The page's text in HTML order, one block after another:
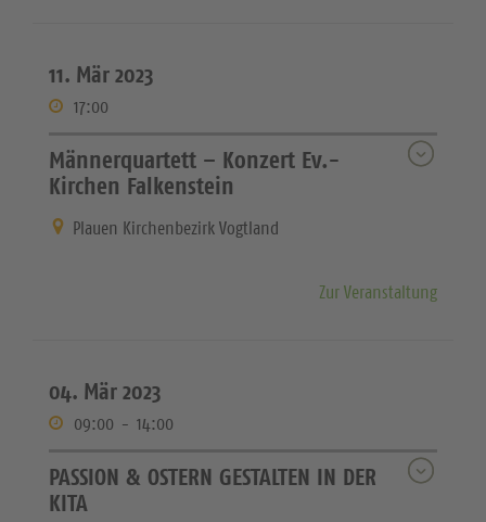
11. Mär 2023
17:00
Männerquartett – Konzert Ev.-
Kirchen Falkenstein
Plauen Kirchenbezirk Vogtland
Zur Veranstaltung
04. Mär 2023
09:00 - 14:00
PASSION & OSTERN GESTALTEN IN DER
KITA